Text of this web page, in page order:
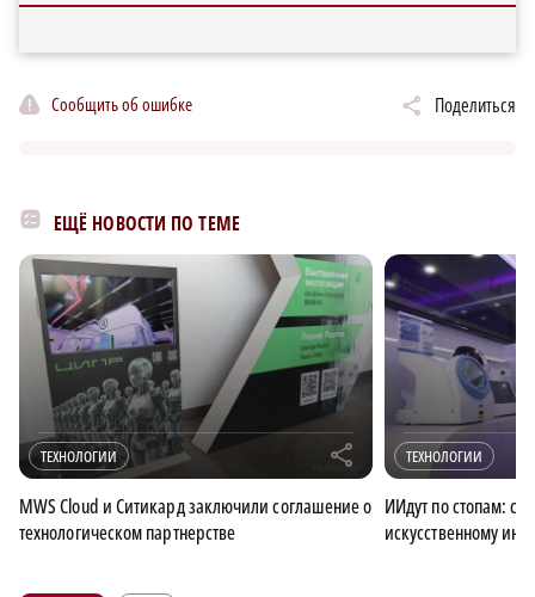
Сообщить об ошибке Поделиться
ЕЩЁ НОВОСТИ ПО ТЕМЕ
ТЕХНОЛОГИИ r
MWS Cloud и Ситикард заключили соглашение о
технологическом партнерстве
ТЕХНОЛОГИИ
ИИдут по стопам:
искусственному